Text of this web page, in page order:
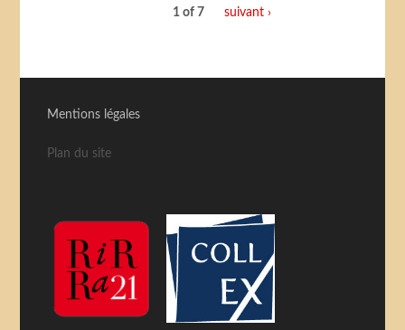
1 of 7
suivant ›
Mentions légales
Plan du site